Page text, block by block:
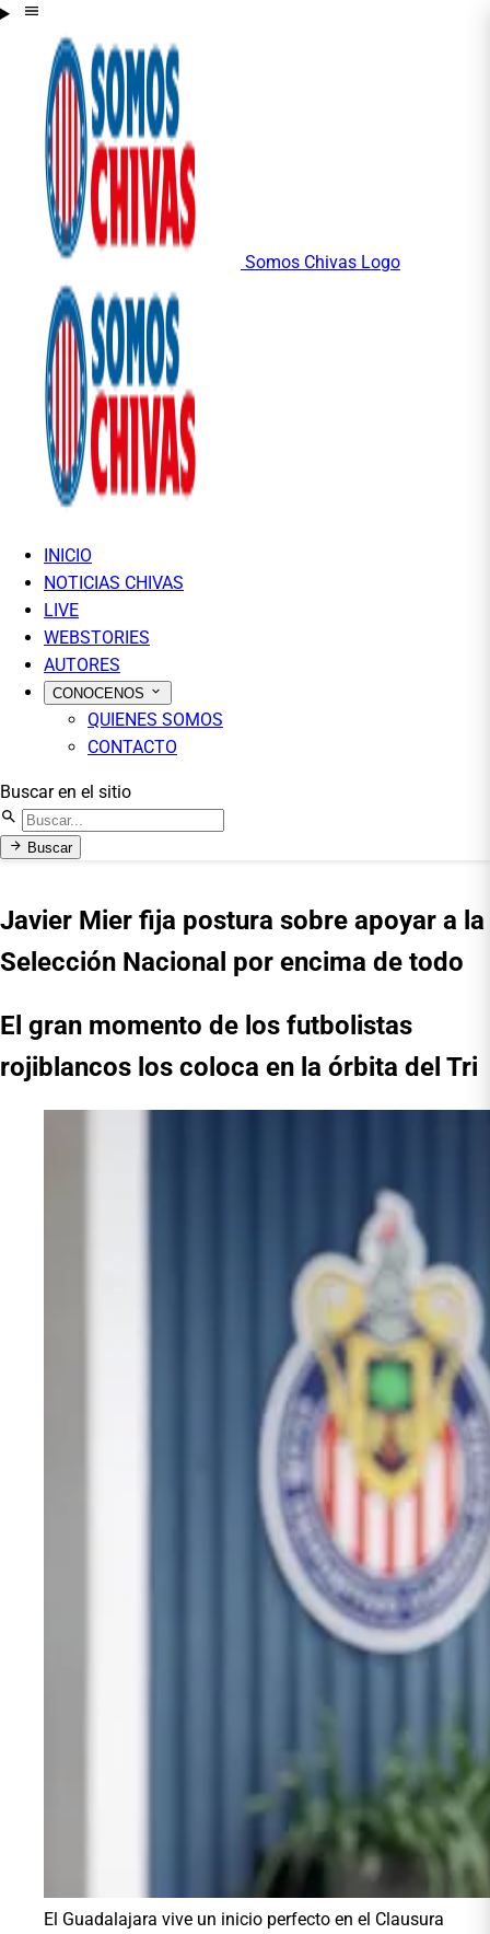
Somos Chivas Logo
INICIO
NOTICIAS CHIVAS
LIVE
WEBSTORIES
AUTORES
CONOCENOS
QUIENES SOMOS
CONTACTO
Buscar en el sitio
Buscar
Javier Mier fija postura sobre apoyar a la
Selección Nacional por encima de todo
El gran momento de los futbolistas
rojiblancos los coloca en la órbita del Tri
El Guadalajara vive un inicio perfecto en el Clausura